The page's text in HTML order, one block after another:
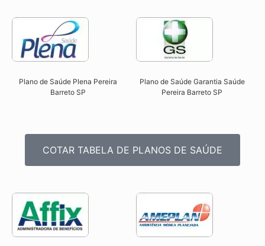
Plano de Saúde Plena Pereira
Barreto SP​
Plano de Saúde Garantia Saúde
Pereira Barreto SP​
COTAR TABELA DE PLANOS DE SAÚDE